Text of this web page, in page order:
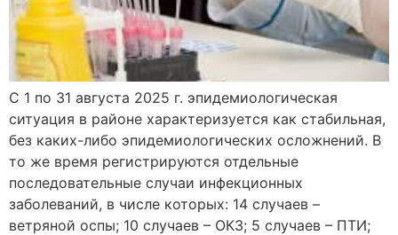
С 1 по 31 августа 2025 г. эпидемиологическая
ситуация в районе характеризуется как стабильная,
без каких-либо эпидемиологических осложнений. В
то же время регистрируются отдельные
последовательные случаи инфекционных
заболеваний, в числе которых: 14 случаев –
ветряной оспы; 10 случаев – ОКЗ; 5 случаев – ПТИ;